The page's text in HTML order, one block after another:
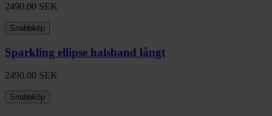
2490.00 SEK
Snabbköp
Sparkling ellipse halsband långt
2490.00 SEK
Snabbköp